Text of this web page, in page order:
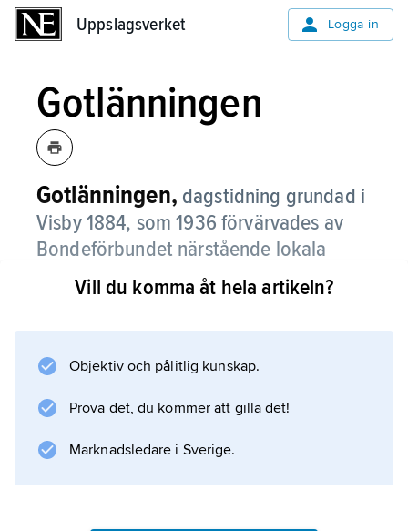
Uppslagsverket Logga in
Gotlänningen
Gotlänningen, dagstidning grundad i
Visby 1884, som 1936 förvärvades av
Bondeförbundet närstående lokala
intressen.
.
Information om artikeln
Vill du komma åt hela artikeln?
Objektiv och pålitlig kunskap.
Prova det, du kommer att gilla det!
Marknadsledare i Sverige.